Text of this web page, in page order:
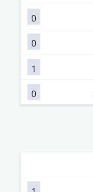
0
0
1
0